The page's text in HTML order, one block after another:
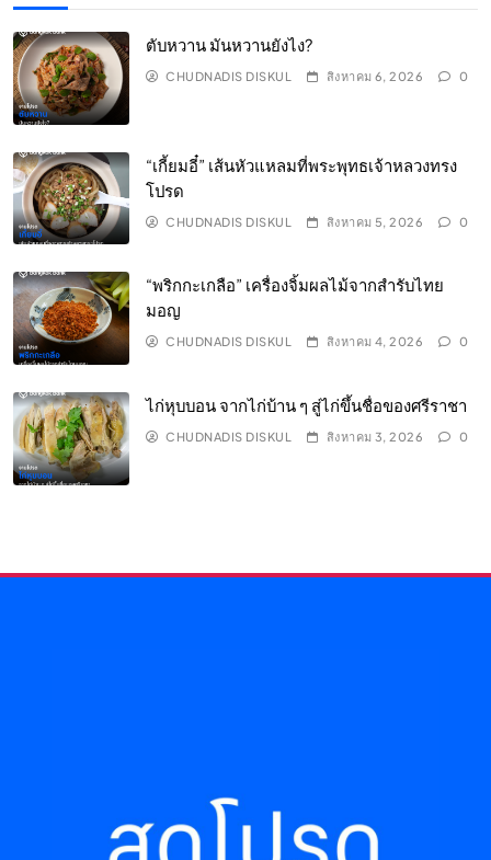
ตับหวาน มันหวานยังไง?
CHUDNADIS DISKUL สิงหาคม 6, 2026 0
“เกี้ยมอี๋” เส้นหัวแหลมที่พระพุทธเจ้าหลวงทรง
โปรด
CHUDNADIS DISKUL สิงหาคม 5, 2026 0
“พริกกะเกลือ” เครื่องจิ้มผลไม้จากสำรับไทย
มอญ
CHUDNADIS DISKUL สิงหาคม 4, 2026 0
ไก่หุบบอน จากไก่บ้าน ๆ สู่ไก่ขึ้นชื่อของศรีราชา
CHUDNADIS DISKUL สิงหาคม 3, 2026 0